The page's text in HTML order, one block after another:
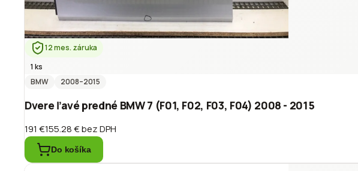
12 mes. záruka
1 ks
BMW
2008–2015
Dvere ľavé predné BMW 7 (F01, F02, F03, F04) 2008 - 2015
191 €155.28 €bez DPH
Do košíka